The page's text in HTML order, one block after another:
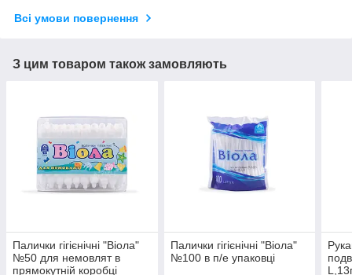
Всі умови повернення
З цим товаром також замовляють
Палички гігієнічні "Віола"
№50 для немовлят в
прямокутній коробці
Палички гігієнічні "Віола"
№100 в п/е упаковці